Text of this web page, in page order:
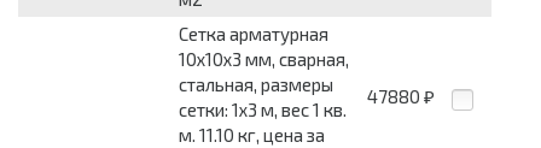
Сетка арматурная
10x10x3 мм, сварная,
стальная, размеры
сетки: 1x3 м, вес 1 кв.
м. 11.10 кг, цена за
47880 ₽